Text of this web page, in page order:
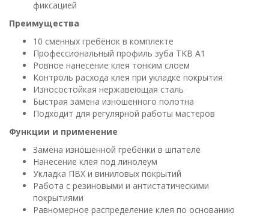
фиксацией
Преимущества
10 сменных гребёнок в комплекте
Профессиональный профиль зуба TKB A1
Ровное нанесение клея тонким слоем
Контроль расхода клея при укладке покрытия
Износостойкая нержавеющая сталь
Быстрая замена изношенного полотна
Подходит для регулярной работы мастеров
Функции и применение
Замена изношенной гребёнки в шпателе
Нанесение клея под линолеум
Укладка ПВХ и виниловых покрытий
Работа с резиновыми и антистатическими
покрытиями
Равномерное распределение клея по основанию